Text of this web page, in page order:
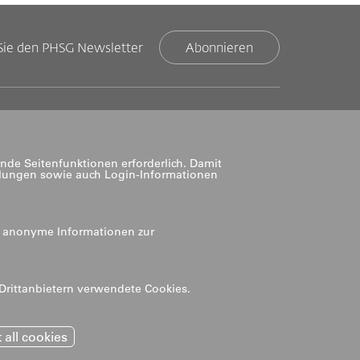
den PHSG Newsletter Abonnieren
Impressum
Seitenfunktionen erforderlich. Damit
sowie auch Login-Informationen
Informationen zur
verwendete Cookies.
all cookies